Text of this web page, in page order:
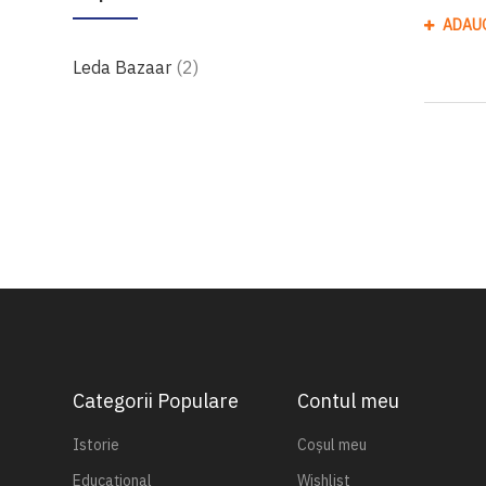
Leda Bazaar 2produse
Categorii Populare
Istorie
Educațional
Contul meu
Coșul meu
Wishlist